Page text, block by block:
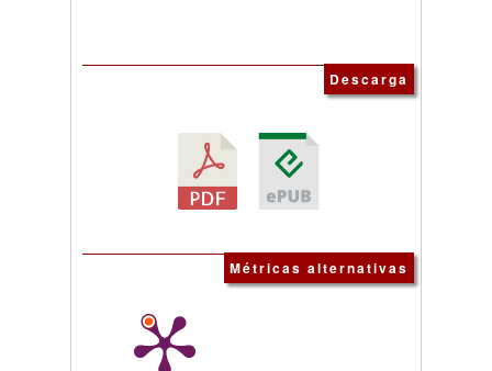
Descarga
Métricas alternativas